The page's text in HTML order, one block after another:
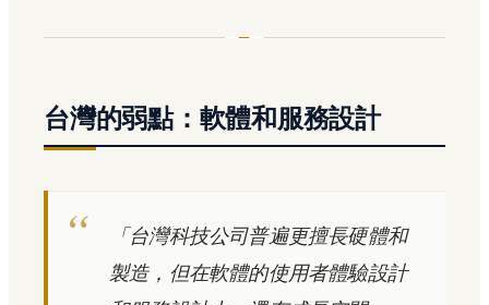
台灣的弱點：軟體和服務設計
「台灣科技公司普遍更擅長硬體和
製造，但在軟體的使用者體驗設計